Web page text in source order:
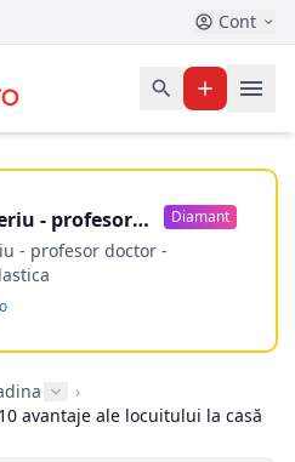
Cont
- profesor
Diamant
- profesor doctor -
›
10 avantaje ale locuitului la casă